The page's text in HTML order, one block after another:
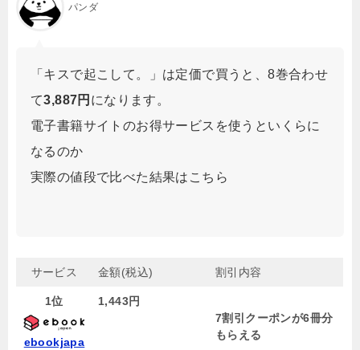
パンダ
「キスで起こして。」は定価で買うと、8巻合わせ
て3,887円 になります。
電子書籍サイトのお得サービスを使うといくらに
なるのか
実際の値段で比べた結果はこちら
サービス 金額(税込) 割引内容
1位
ebookjapa
1,443円
7割引クーポンが6冊分
もらえる